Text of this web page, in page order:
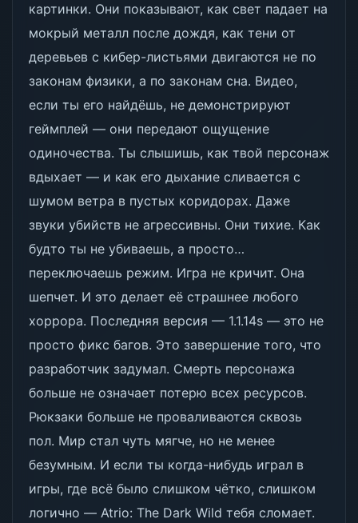
картинки. Они показывают, как свет падает на
мокрый металл после дождя, как тени от
деревьев с кибер-листьями двигаются не по
законам физики, а по законам сна. Видео,
если ты его найдёшь, не демонстрируют
геймплей — они передают ощущение
одиночества. Ты слышишь, как твой персонаж
вдыхает — и как его дыхание сливается с
шумом ветра в пустых коридорах. Даже
звуки убийств не агрессивны. Они тихие. Как
будто ты не убиваешь, а просто…
переключаешь режим. Игра не кричит. Она
шепчет. И это делает её страшнее любого
хоррора. Последняя версия — 1.1.14s — это не
просто фикс багов. Это завершение того, что
разработчик задумал. Смерть персонажа
больше не означает потерю всех ресурсов.
Рюкзаки больше не проваливаются сквозь
пол. Мир стал чуть мягче, но не менее
безумным. И если ты когда-нибудь играл в
игры, где всё было слишком чётко, слишком
логично — Atrio: The Dark Wild тебя сломает.